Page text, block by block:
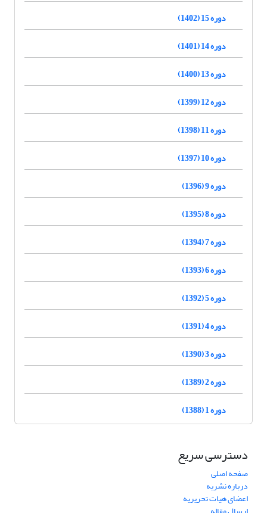
دوره 15 (1402)
دوره 14 (1401)
دوره 13 (1400)
دوره 12 (1399)
دوره 11 (1398)
دوره 10 (1397)
دوره 9 (1396)
دوره 8 (1395)
دوره 7 (1394)
دوره 6 (1393)
دوره 5 (1392)
دوره 4 (1391)
دوره 3 (1390)
دوره 2 (1389)
دوره 1 (1388)
دسترسی سریع
صفحه اصلی
درباره نشریه
اعضای هیات تحریریه